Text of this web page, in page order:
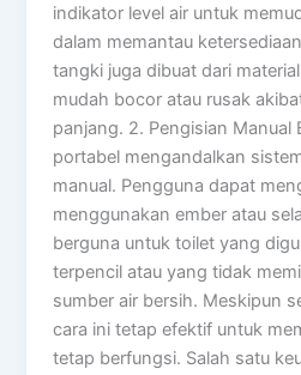
indikator level air untuk
dalam memantau
tangki juga dibuat dari
mudah bocor atau rusak
panjang. 2. Pengisian Manual
portabel mengandalkan
manual. Pengguna dapat
menggunakan ember atau
berguna untuk toilet yang
terpencil atau yang tidak
sumber air bersih. Meskipun
cara ini tetap efektif untuk
tetap berfungsi. Salah satu